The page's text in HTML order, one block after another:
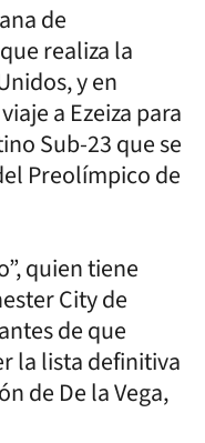
de
realiza la
y en
a Ezeiza para
Sub-23 que se
Preolímpico de
quien tiene
City de
de que
la lista definitiva
de De la Vega,